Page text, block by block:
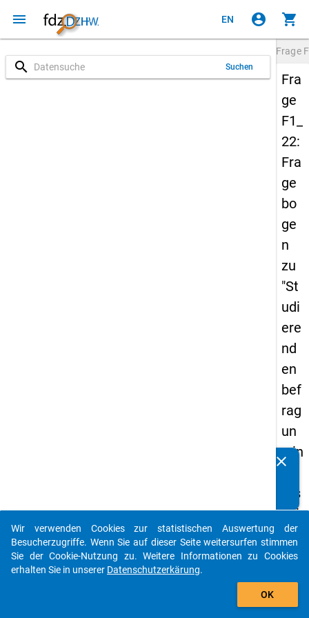
menu EN account_circle shopping_cart
search Suchen
Frage
Fra
ge
F1_
22:
Fra
ge
bo
ge
n
zu
"St
udi
ere
nd
en
bef
rag
un
g in
uts
chl
an
d
clear
auto_stories
add_shopping_cart
Wir verwenden Cookies zur statistischen Auswertung der
Besucherzugriffe. Wenn Sie auf dieser Seite weitersurfen stimmen
Sie der Cookie-Nutzung zu. Weitere Informationen zu Cookies
erhalten Sie in unserer Datenschutzerkärung.
OK